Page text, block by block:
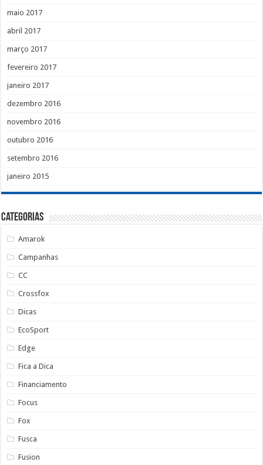
maio 2017
abril 2017
março 2017
fevereiro 2017
janeiro 2017
dezembro 2016
novembro 2016
outubro 2016
setembro 2016
janeiro 2015
Categorias
Amarok
Campanhas
CC
Crossfox
Dicas
EcoSport
Edge
Fica a Dica
Financiamento
Focus
Fox
Fusca
Fusion